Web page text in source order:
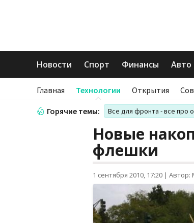
Новости Спорт Финансы Авто
Главная Технологии Открытия
Горячие темы: Все для фронта - все про
Новые
флешки
1 сентября 2010, 17:20 | Автор: